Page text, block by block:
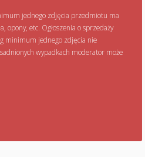
jednego zdjęcia przedmiotu ma
opony, etc. Ogłoszenia o sprzedaży
minimum jednego zdjęcia nie
wypadkach moderator może